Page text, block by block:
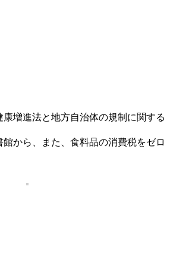
増進法と地方自治体の規制に関する
から、また、食料品の消費税をゼロ